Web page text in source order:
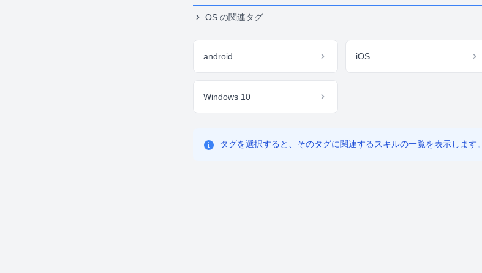
OS の関連タグ
android iOS
Windows 10
タグを選択すると、そのタグに関連するスキルの一覧を表示します。